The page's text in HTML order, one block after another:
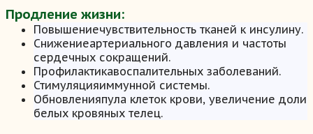
Продление жизни:
Повышениечувствительность тканей к инсулину.
Снижениеартериального давления и частоты
сердечных сокращений.
Профилактикавоспалительных заболеваний.
Стимуляцияиммунной системы.
Обновленияпула клеток крови, увеличение доли
белых кровяных телец.